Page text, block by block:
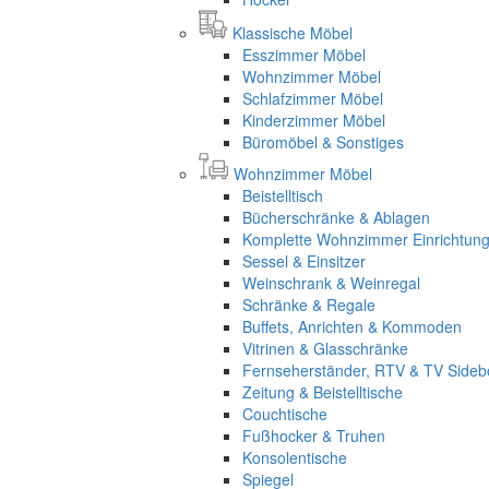
Klassische Möbel
Esszimmer Möbel
Wohnzimmer Möbel
Schlafzimmer Möbel
Kinderzimmer Möbel
Büromöbel & Sonstiges
Wohnzimmer Möbel
Beistelltisch
Bücherschränke & Ablagen
Komplette Wohnzimmer Einrichtung
Sessel & Einsitzer
Weinschrank & Weinregal
Schränke & Regale
Buffets, Anrichten & Kommoden
Vitrinen & Glasschränke
Fernseherständer, RTV & TV
Zeitung & Beistelltische
Couchtische
Fußhocker & Truhen
Konsolentische
Spiegel